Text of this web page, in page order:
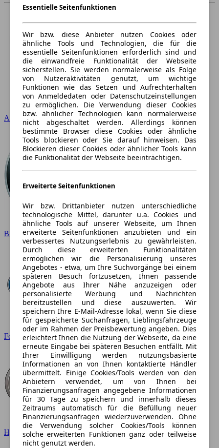
Audi
BMW
Ford
Hyundai
Essentielle Seitenfunktionen
Wir bzw. diese Anbieter nutzen Cookies oder
ähnliche Tools und Technologien, die für die
essentielle Seitenfunktionen erforderlich sind und
die einwandfreie Funktionalität der Webseite
sicherstellen. Sie werden normalerweise als Folge
von Nutzeraktivitäten genutzt, um wichtige
Funktionen wie das Setzen und Aufrechterhalten
von Anmeldedaten oder Datenschutzeinstellungen
zu ermöglichen. Die Verwendung dieser Cookies
bzw. ähnlicher Technologien kann normalerweise
nicht abgeschaltet werden. Allerdings können
bestimmte Browser diese Cookies oder ähnliche
Tools blockieren oder Sie darauf hinweisen. Das
Blockieren dieser Cookies oder ähnlicher Tools kann
die Funktionalität der Webseite beeinträchtigen.
Erweiterte Seitenfunktionen
Wir bzw. Drittanbieter nutzen unterschiedliche
technologische Mittel, darunter u.a. Cookies und
ähnliche Tools auf unserer Webseite, um Ihnen
erweiterte Seitenfunktionen anzubieten und ein
verbessertes Nutzungserlebnis zu gewährleisten.
Durch diese erweiterten Funktionalitäten
ermöglichen wir die Personalisierung unseres
Angebotes - etwa, um Ihre Suchvorgänge bei einem
späteren Besuch fortzusetzen, Ihnen passende
Angebote aus Ihrer Nähe anzuzeigen oder
personalisierte Werbung und Nachrichten
bereitzustellen und diese auszuwerten. Wir
speichern Ihre E-Mail-Adresse lokal, wenn Sie diese
für gespeicherte Suchanfragen, Lieblingsfahrzeuge
oder im Rahmen der Preisbewertung angeben. Dies
erleichtert Ihnen die Nutzung der Webseite, da eine
erneute Eingabe bei späteren Besuchen entfällt. Mit
Ihrer Einwilligung werden nutzungsbasierte
Informationen an von Ihnen kontaktierte Händler
übermittelt. Einige Cookies/Tools werden von den
Anbietern verwendet, um von Ihnen bei
Finanzierungsanfragen angegebene Informationen
für 30 Tage zu speichern und innerhalb dieses
Zeitraums automatisch für die Befüllung neuer
Finanzierungsanfragen wiederzuverwenden. Ohne
die Verwendung solcher Cookies/Tools können
solche erweiterten Funktionen ganz oder teilweise
nicht genutzt werden.